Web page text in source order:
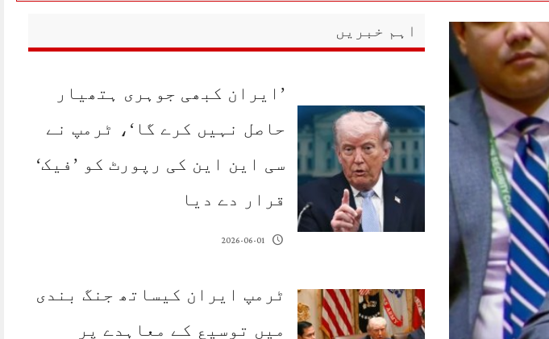
اہم خبریں
’ایران کبھی جوہری ہتھیار
حاصل نہیں کرے گا‘، ٹرمپ نے
سی این این کی رپورٹ کو ’فیک‘
قرار دے دیا
2026-06-01
ٹرمپ ایران کیساتھ جنگ بندی
میں توسیع کے معاہدے پر